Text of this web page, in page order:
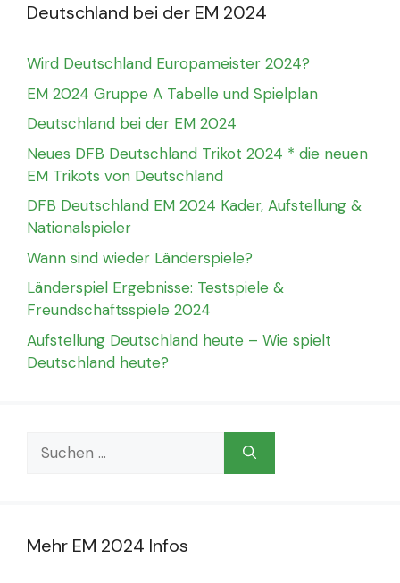
Deutschland bei der EM 2024
Wird Deutschland Europameister 2024?
EM 2024 Gruppe A Tabelle und Spielplan
Deutschland bei der EM 2024
Neues DFB Deutschland Trikot 2024 * die neuen
EM Trikots von Deutschland
DFB Deutschland EM 2024 Kader, Aufstellung &
Nationalspieler
Wann sind wieder Länderspiele?
Länderspiel Ergebnisse: Testspiele &
Freundschaftsspiele 2024
Aufstellung Deutschland heute – Wie spielt
Deutschland heute?
Suchen
nach:
Mehr EM 2024 Infos